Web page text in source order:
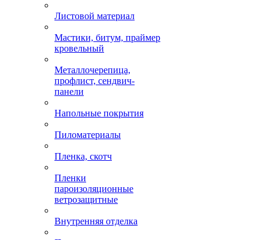
Листовой материал
Мастики, битум, праймер
кровельный
Металлочерепица,
профлист, сендвич-
панели
Напольные покрытия
Пиломатериалы
Пленка, скотч
Пленки
пароизоляционные
ветрозащитные
Внутренняя отделка